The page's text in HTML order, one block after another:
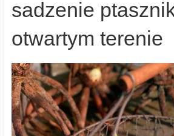
sadzenie
otwartym terenie